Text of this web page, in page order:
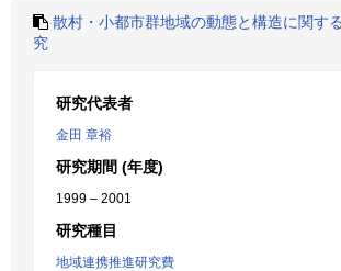
散村・小都市群地域の動態と構造に関す
究
研究代表者
金田 章裕
研究期間 (年度)
1999 – 2001
研究種目
地域連携推進研究費